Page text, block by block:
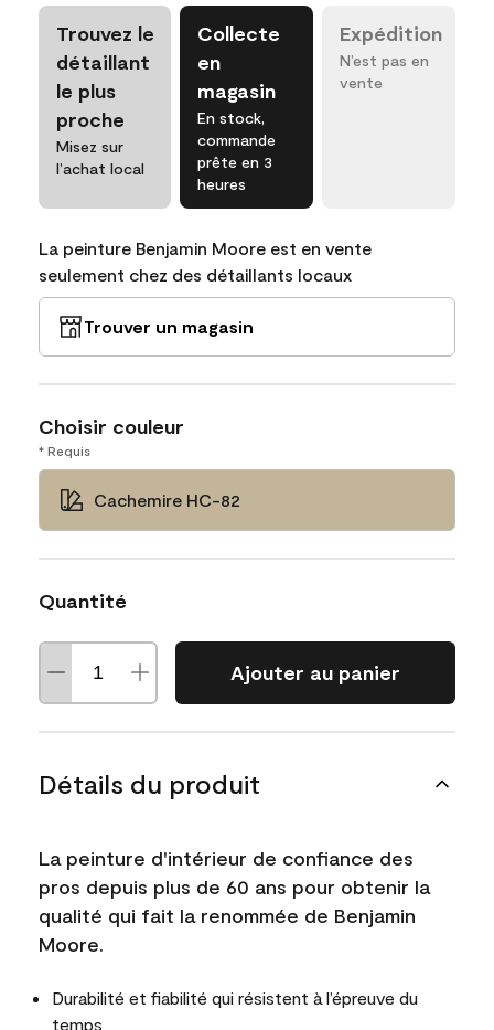
Trouvez le
détaillant
le plus
proche
Misez sur
l’achat local
Collecte
en
magasin
En stock,
commande
prête en 3
heures
Expédition
N’est pas en
vente
La peinture Benjamin Moore est en vente
seulement chez des détaillants locaux
Trouver un magasin
Choisir couleur
* Requis
Cachemire HC-82
Quantité
Ajouter au panier
Détails du produit
La peinture d'intérieur de confiance des
pros depuis plus de 60 ans pour obtenir la
qualité qui fait la renommée de Benjamin
Moore.
Durabilité et fiabilité qui résistent à l’épreuve du
temps